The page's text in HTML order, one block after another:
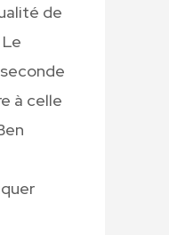
de
à celle